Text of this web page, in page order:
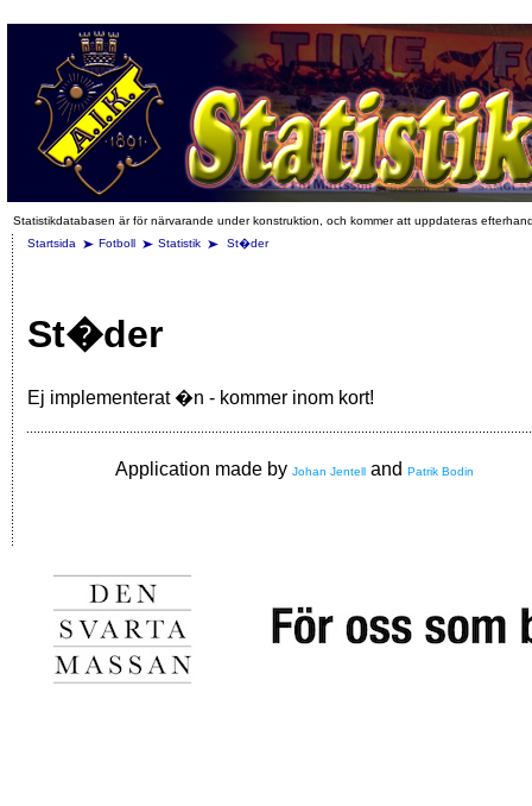
Statistikdatabasen är för närvarande under konstruktion, och kommer att uppdateras
Startsida
Fotboll Statistik St�der
St�der
Ej implementerat �n - kommer inom kort!
Application made by Johan Jentell and Patrik Bodin